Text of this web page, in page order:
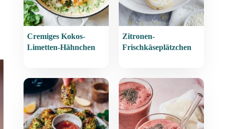
Cremiges Kokos-
Limetten-Hähnchen
Zitronen-
Frischkäseplätzchen